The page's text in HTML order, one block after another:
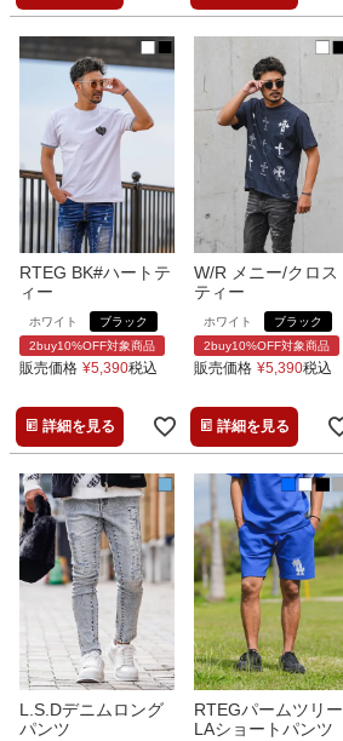
RTEG BK#ハートテ
ィー
ホワイト
ブラック
2buy10%OFF対象商品
販売価格 ¥5,390税込
詳細を見る
W/R メニー/クロス
ティー
ホワイト
ブラック
2buy10%OFF対象商品
販売価格 ¥5,390税込
詳細を見る
L.S.Dデニムロング
パンツ
RTEGパームツリー
LAショートパンツ